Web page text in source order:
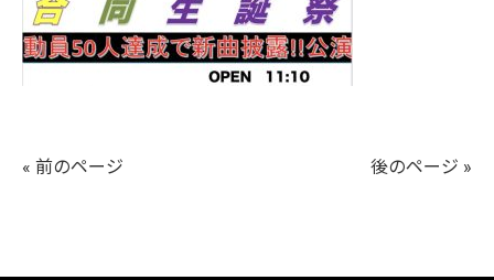
« 前のページ 後のページ »